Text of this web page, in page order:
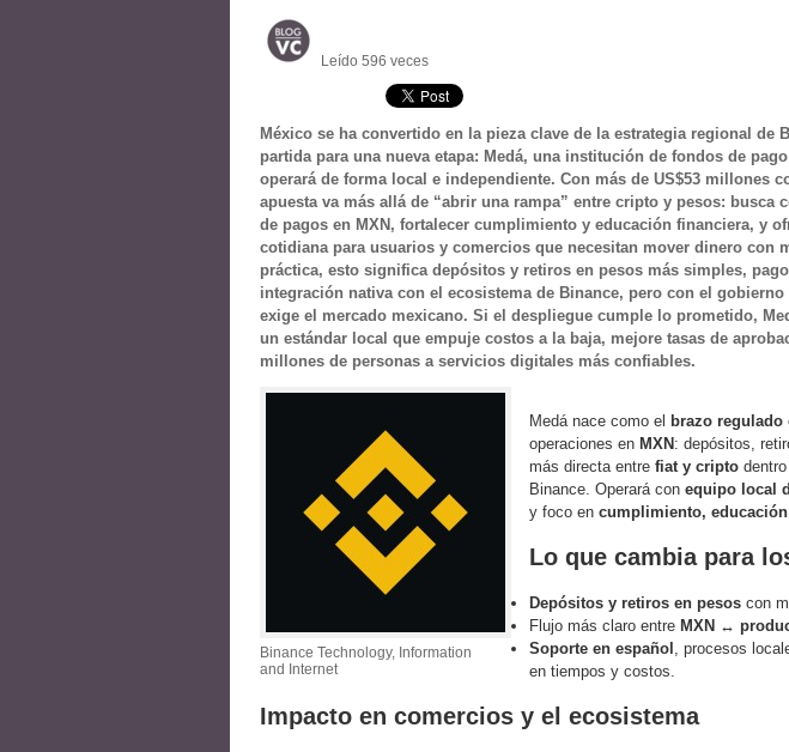
Leído 596 veces
México se ha convertido en la pieza clave de la estrategia regional de
partida para una nueva etapa: Medá, una institución de fondos de
operará de forma local e independiente. Con más de US$53 millones
apuesta va más allá de “abrir una rampa” entre cripto y pesos: busca
de pagos en MXN, fortalecer cumplimiento y educación financiera, y
cotidiana para usuarios y comercios que necesitan mover dinero con
práctica, esto significa depósitos y retiros en pesos más simples,
integración nativa con el ecosistema de Binance, pero con el
exige el mercado mexicano. Si el despliegue cumple lo prometido,
un estándar local que empuje costos a la baja, mejore tasas de
millones de personas a servicios digitales más confiables.
Binance Technology, Information
and Internet
Medá nace como el brazo regulado
operaciones en MXN : depósitos,
más directa entre fiat y cripto
Binance. Operará con equipo local
y foco en cumplimiento,
Lo que cambia para
Depósitos y retiros en pesos con
Flujo más claro entre MXN ↔
Soporte en español , procesos
en tiempos y costos.
Impacto en comercios y el ecosistema